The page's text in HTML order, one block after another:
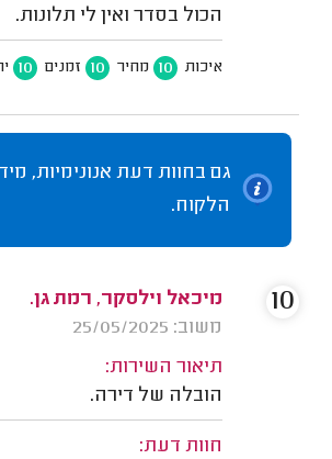
הכול בסדר ואין לי תלונות.
איכות 10 מחיר 10 זמנים 10
גם בחוות דעת אנונימיות,
הלקוח.
מיכאל וילסקר, רמת גן.
משוב: 25/05/2025
תיאור השירות:
הובלה של דירה.
חוות דעת:
10